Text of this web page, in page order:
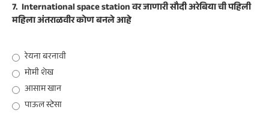
7. International space station वर जाणारी सौदी अरेबिया ची पहिली
महिला अंतराळवीर कोण बनले आहे
रेयना बरनावी
मोमी शेख
आसाम खान
पाऊल स्टेसा